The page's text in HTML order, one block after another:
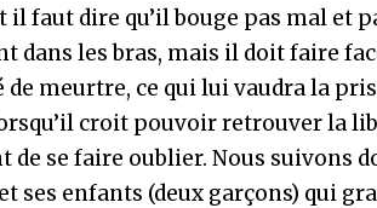
il faut dire qu’il bouge pas mal et
dans les bras, mais il doit faire
de meurtre, ce qui lui vaudra la
croit pouvoir retrouver la
se faire oublier. Nous suivons
ses enfants (deux garçons) qui